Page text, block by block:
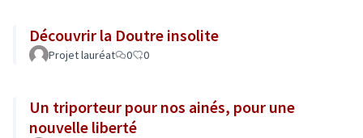
Découvrir la Doutre insolite
Projet lauréat 0 0
Un triporteur pour nos ainés, pour une
nouvelle liberté